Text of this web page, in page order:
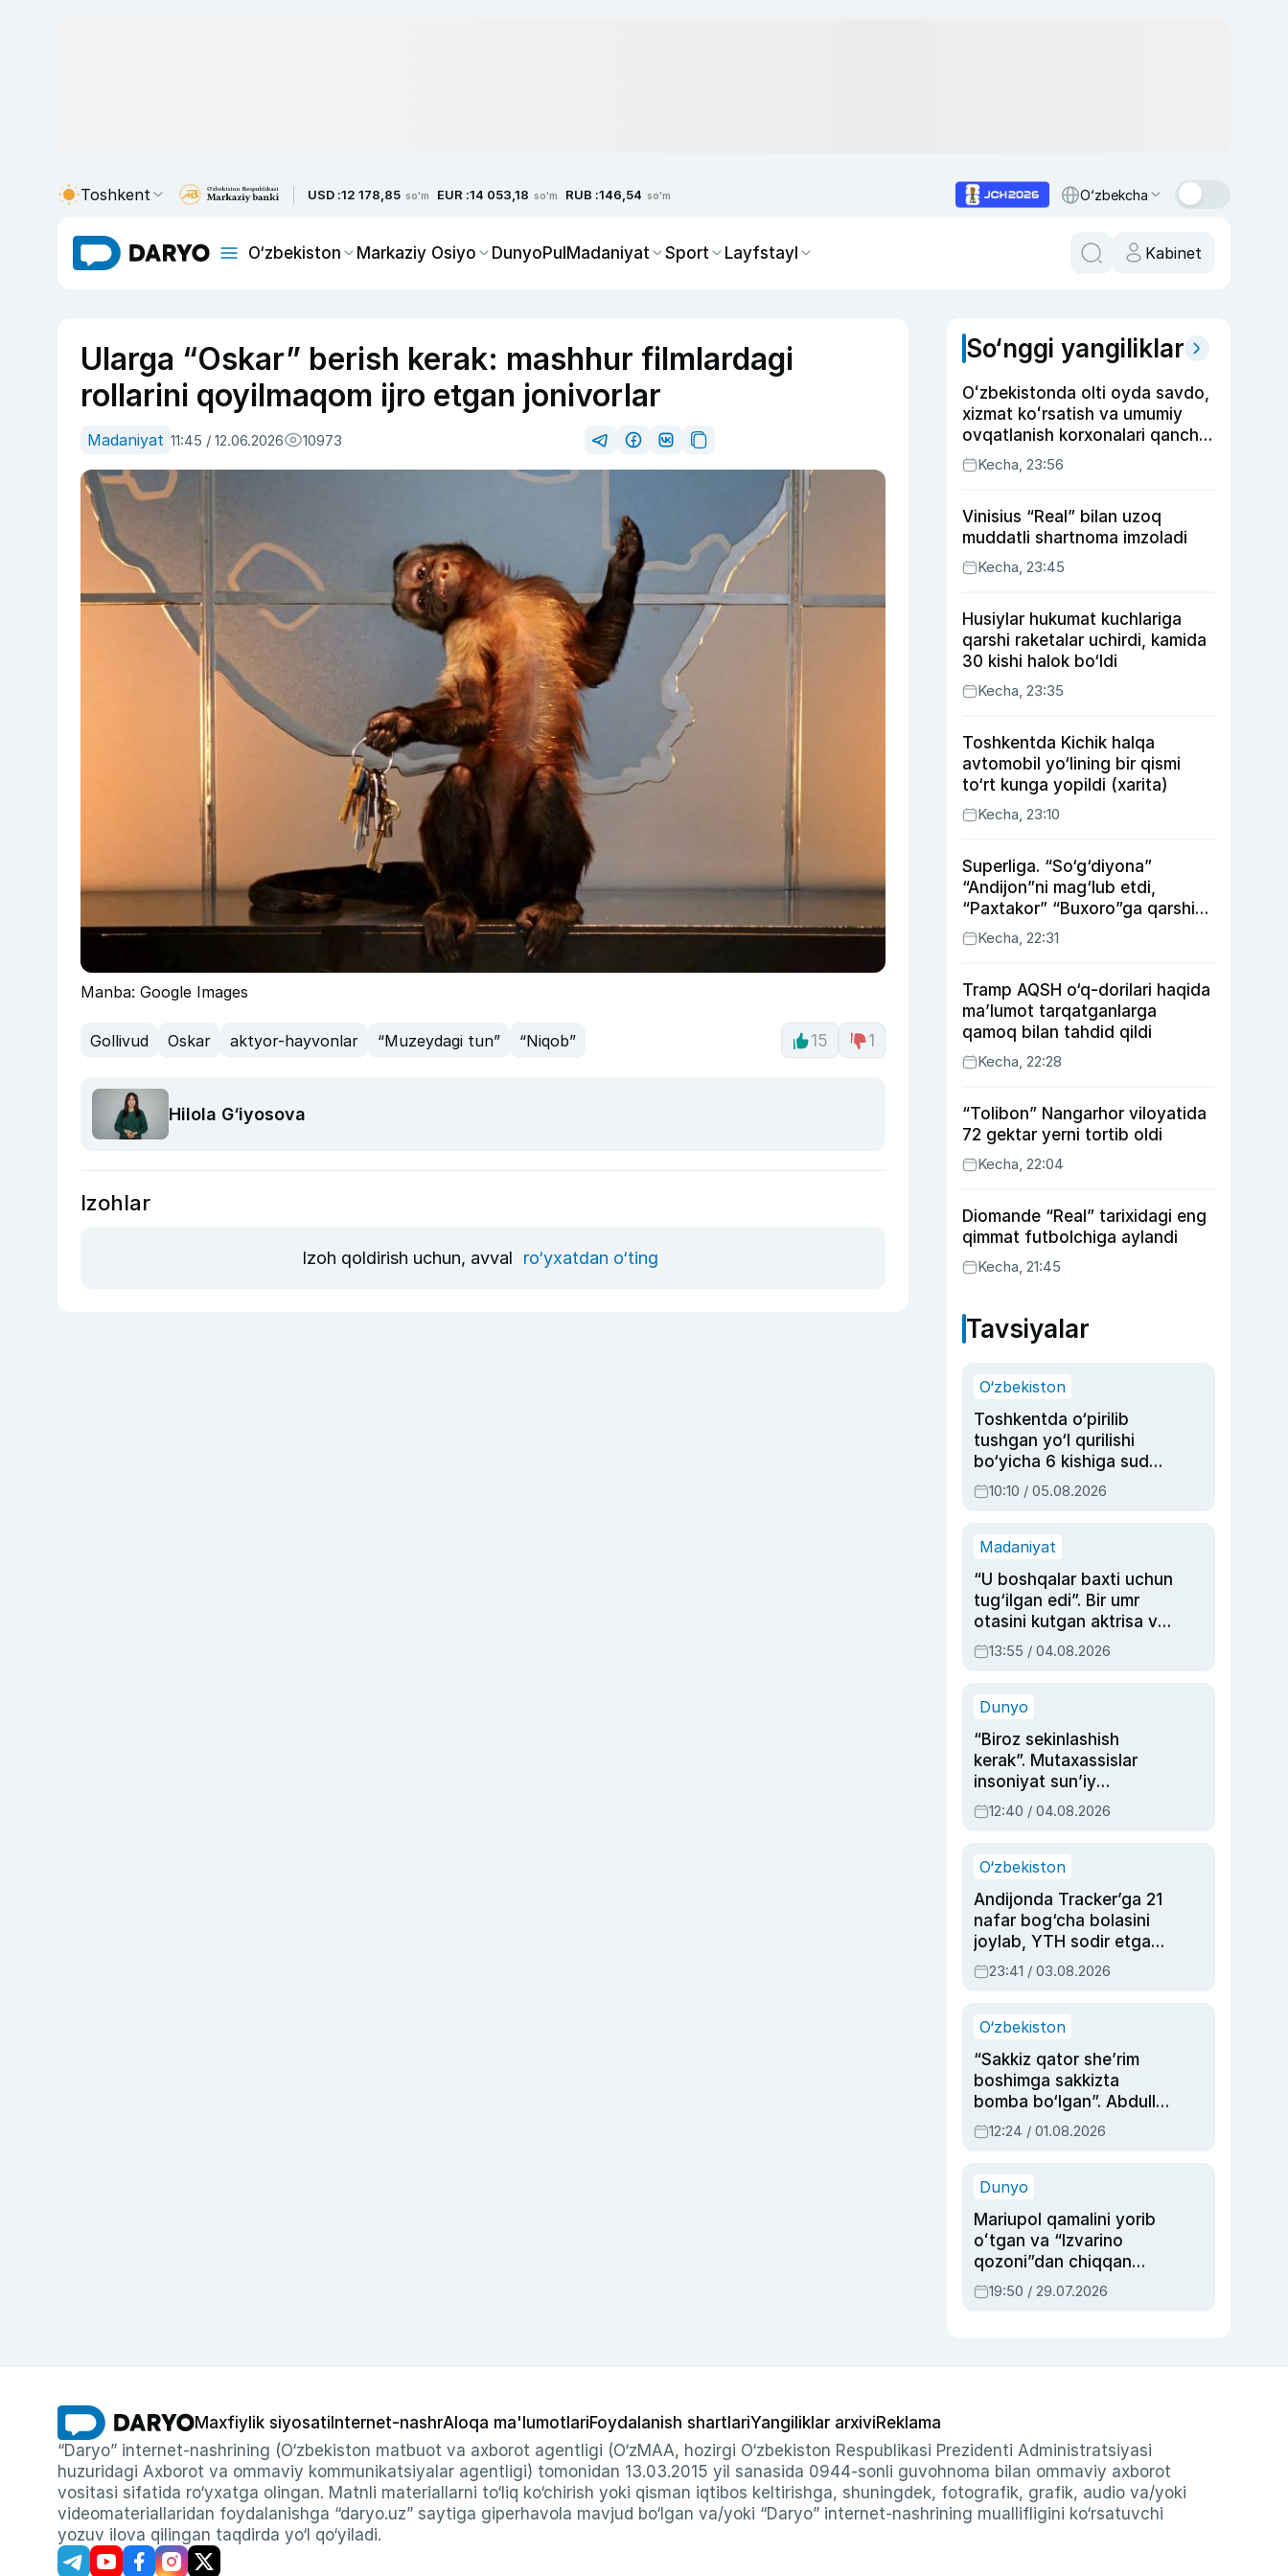
Toshkent USD :12 178,85 so'm EUR :14 053,18 so'm RUB :146,54 so'm O‘zbekcha
O‘zbekiston Markaziy Osiyo DunyoPulMadaniyat Sport Layfstayl Kabinet
Ularga “Oskar” berish kerak: mashhur filmlardagi
rollarini qoyilmaqom ijro etgan jonivorlar
Madaniyat 11:45 / 12.06.2026 10973
Manba: Google Images
Gollivud Oskar aktyor-hayvonlar “Muzeydagi tun” “Niqob” 15 1
Hilola G‘iyosova
Izohlar
Izoh qoldirish uchun, avval ro‘yxatdan o‘ting
So‘nggi yangiliklar
Oʻzbekistonda olti oyda savdo,
xizmat koʻrsatish va umumiy
ovqatlanish korxonalari qancha
soliq toʻlagani ochiqlandi
Kecha, 23:56
Vinisius “Real” bilan uzoq
muddatli shartnoma imzoladi
Kecha, 23:45
Husiylar hukumat kuchlariga
qarshi raketalar uchirdi, kamida
30 kishi halok bo‘ldi
Kecha, 23:35
Toshkentda Kichik halqa
avtomobil yo‘lining bir qismi
to‘rt kunga yopildi (xarita)
Kecha, 23:10
Superliga. “So‘g‘diyona”
“Andijon”ni mag‘lub etdi,
“Paxtakor” “Buxoro”ga qarshi
bahsda g‘alabani qo‘ldan
chiqardi
Kecha, 22:31
Tramp AQSH o‘q-dorilari haqida
ma’lumot tarqatganlarga
qamoq bilan tahdid qildi
Kecha, 22:28
“Tolibon” Nangarhor viloyatida
72 gektar yerni tortib oldi
Kecha, 22:04
Diomande “Real” tarixidagi eng
qimmat futbolchiga aylandi
Kecha, 21:45
Tavsiyalar
O‘zbekiston
Toshkentda o‘pirilib
tushgan yo‘l qurilishi
bo‘yicha 6 kishiga sud
hukmi o‘qildi
10:10 / 05.08.2026
Madaniyat
“U boshqalar baxti uchun
tug‘ilgan edi”. Bir umr
otasini kutgan aktrisa va
dublyaj ustasi Rimma
Ahmedovaning
13:55 / 04.08.2026
Dunyo
“Biroz sekinlashish
kerak”. Mutaxassislar
insoniyat sun’iy
intellektni boshqara
olmay qolishidan xavotir
12:40 / 04.08.2026
O‘zbekiston
Andijonda Tracker’ga 21
nafar bog‘cha bolasini
joylab, YTH sodir etgan
ayolga sud hukmi o‘qildi
23:41 / 03.08.2026
O‘zbekiston
“Sakkiz qator she’rim
boshimga sakkizta
bomba bo‘lgan”. Abdulla
Oripovni siyosiy
ayblovlardan asrab
12:24 / 01.08.2026
Dunyo
Mariupol qamalini yorib
oʻtgan va “Izvarino
qozoni”dan chiqqan
qahramon — Ukraina
armiyasi bosh
19:50 / 29.07.2026
Maxfiylik siyosati Internet-nashrAloqa ma'lumotlariFoydalanish shartlariYangiliklar arxiviReklama
“Daryo” internet-nashrining (O‘zbekiston matbuot va axborot agentligi (O‘zMAA, hozirgi O‘zbekiston Respublikasi Prezidenti Administratsiyasi
huzuridagi Axborot va ommaviy kommunikatsiyalar agentligi) tomonidan 13.03.2015 yil sanasida 0944-sonli guvohnoma bilan ommaviy axborot
vositasi sifatida ro‘yxatga olingan. Matnli materiallarni to‘liq ko‘chirish yoki qisman iqtibos keltirishga, shuningdek, fotografik, grafik, audio va/yoki
videomateriallaridan foydalanishga “daryo.uz” saytiga giperhavola mavjud bo‘lgan va/yoki “Daryo” internet-nashrining muallifligini ko‘rsatuvchi
yozuv ilova qilingan taqdirda yo‘l qo‘yiladi.